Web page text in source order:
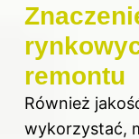
remontu
Również
wykorzystać,